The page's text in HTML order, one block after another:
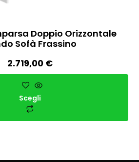
Doppio Orizzontale
Sofà Frassino
2.719,00 €
Scegli